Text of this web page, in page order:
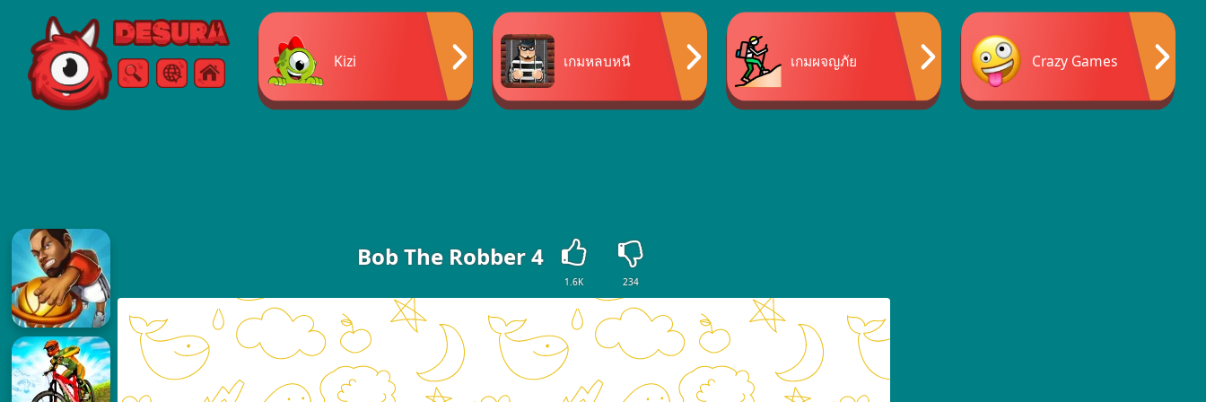
Free Online Games
ค้นหา เมนู
Kizi เกมหลบหนี เกมผจญภัย Crazy Games
Bob The Robber 4
1.6K 234